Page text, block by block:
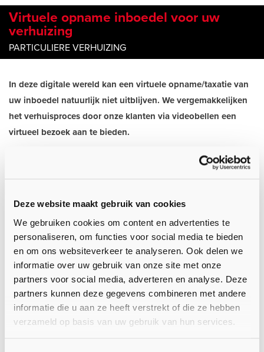
Deze website maakt gebruik van cookies
We gebruiken cookies om content en advertenties te
personaliseren, om functies voor social media te bieden
en om ons websiteverkeer te analyseren. Ook delen we
informatie over uw gebruik van onze site met onze
partners voor social media, adverteren en analyse. Deze
partners kunnen deze gegevens combineren met andere
informatie die u aan ze heeft verstrekt of die ze hebben
verzameld op basis van uw gebruik van hun services.
Virtuele opname inboedel voor uw
verhuizing
PARTICULIERE VERHUIZING
In deze digitale wereld kan een virtuele opname/taxatie van
uw inboedel natuurlijk niet uitblijven. We vergemakkelijken
het verhuisproces door onze klanten via videobellen een
virtueel bezoek aan te bieden.
Het virtuele bezoek aan uw huis geeft de verhuisconsulent van
UTS Van der Geest een schatting van het te verhuizen volume.
Geest-taxateur blijft natuurlijk ook mogelijk.
Mocht u met ons willen overleggen, neem gerust evencontact
op.
Taxatie inboedel voor offerte op maat